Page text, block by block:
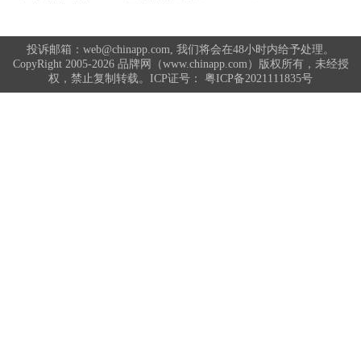
投诉邮箱：web@chinapp.com, 我们将会在48小时内给予处理。
CopyRight 2005-2026 品牌网（www.chinapp.com）版权所有，未经授
权，禁止复制转载。ICP证号： 粤ICP备2021111835号